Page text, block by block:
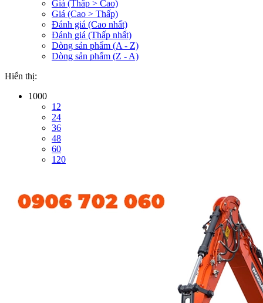
Giá (Thấp > Cao)
Giá (Cao > Thấp)
Đánh giá (Cao nhất)
Đánh giá (Thấp nhất)
Dòng sản phẩm (A - Z)
Dòng sản phẩm (Z - A)
Hiển thị:
1000
12
24
36
48
60
120